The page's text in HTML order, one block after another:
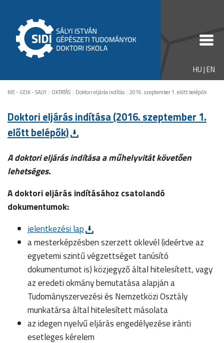
HU|EN
ME - GEIK - SALYI :: OKTATÁS:: Doktori eljárás indítás::2016. szeptember 1. előtt belépők
Doktori eljárás indítása (2016. szeptember 1.
előtt belépők)
A doktori eljárás indítása a műhelyvitát követően
lehetséges.
A doktori eljárás indításához csatolandó
dokumentumok:
jelentkezési lap
a mesterképzésben szerzett oklevél (ideértve az
egyetemi szintű végzettséget tanúsító
dokumentumot is) közjegyző által hitelesített, vagy
az eredeti okmány bemutatása alapján a
Tudományszervezési és Nemzetközi Osztály
munkatársa által hitelesített másolata
az idegen nyelvű eljárás engedélyezése iránti
esetleges kérelem